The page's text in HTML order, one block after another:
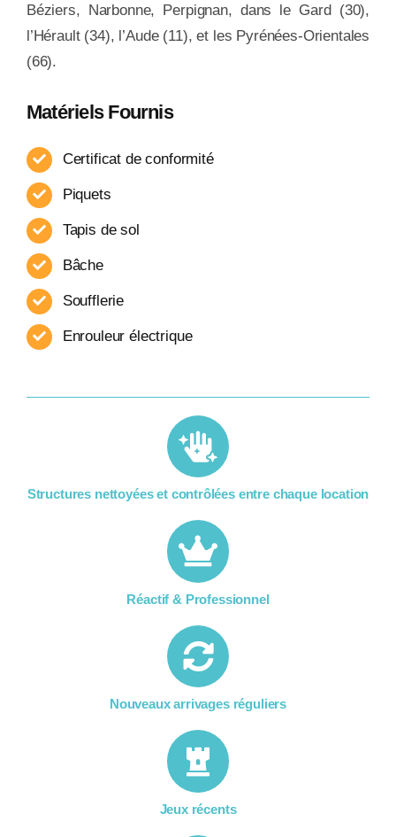
Béziers, Narbonne, Perpignan, dans le Gard (30),
l’Hérault (34), l’Aude (11), et les Pyrénées-Orientales
(66).
Matériels Fournis
Certificat de conformité
Piquets
Tapis de sol
Bâche
Soufflerie
Enrouleur​ électrique
Structures nettoyées et contrôlées entre chaque location​
Réactif & Professionnel
Nouveaux arrivages réguliers
Jeux récents